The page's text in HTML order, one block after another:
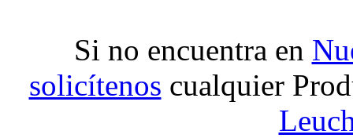
Si no encuentra en
solicítenos cualquier